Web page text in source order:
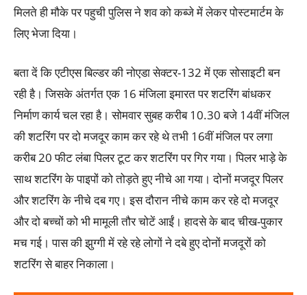
मिलते ही मौके पर पहुची पुलिस ने शव को कब्जे में लेकर पोस्टमार्टम के
लिए भेजा दिया।
बता दें कि एटीएस बिल्डर की नोएडा सेक्टर-132 में एक सोसाइटी बन
रही है। जिसके अंतर्गत एक 16 मंजिला इमारत पर शटरिंग बांधकर
निर्माण कार्य चल रहा है। सोमवार सुबह करीब 10.30 बजे 14वीं मंजिल
की शटरिंग पर दो मजदूर काम कर रहे थे तभी 16वीं मंजिल पर लगा
करीब 20 फीट लंबा पिलर टूट कर शटरिंग पर गिर गया। पिलर भाड़े के
साथ शटरिंग के पाइपों को तोड़ते हुए नीचे आ गया। दोनों मजदूर पिलर
और शटरिंग के नीचे दब गए। इस दौरान नीचे काम कर रहे दो मजदूर
और दो बच्चों को भी मामूली तौर चोटें आईं। हादसे के बाद चीख-पुकार
मच गई। पास की झुग्गी में रहे रहे लोगों ने दबे हुए दोनों मजदूरों को
शटरिंग से बाहर निकाला।